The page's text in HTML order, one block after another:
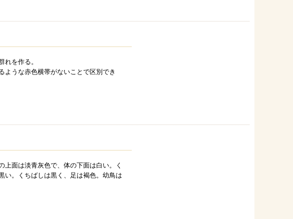
を作る。
ような赤色横帯がないことで区別でき
面は淡青灰色で、体の下面は白い。く
い。くちばしは黒く、足は褐色。幼鳥は